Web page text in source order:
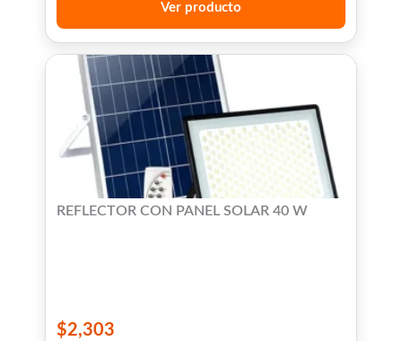
Ver producto
REFLECTOR CON PANEL SOLAR 40 W
$2,303